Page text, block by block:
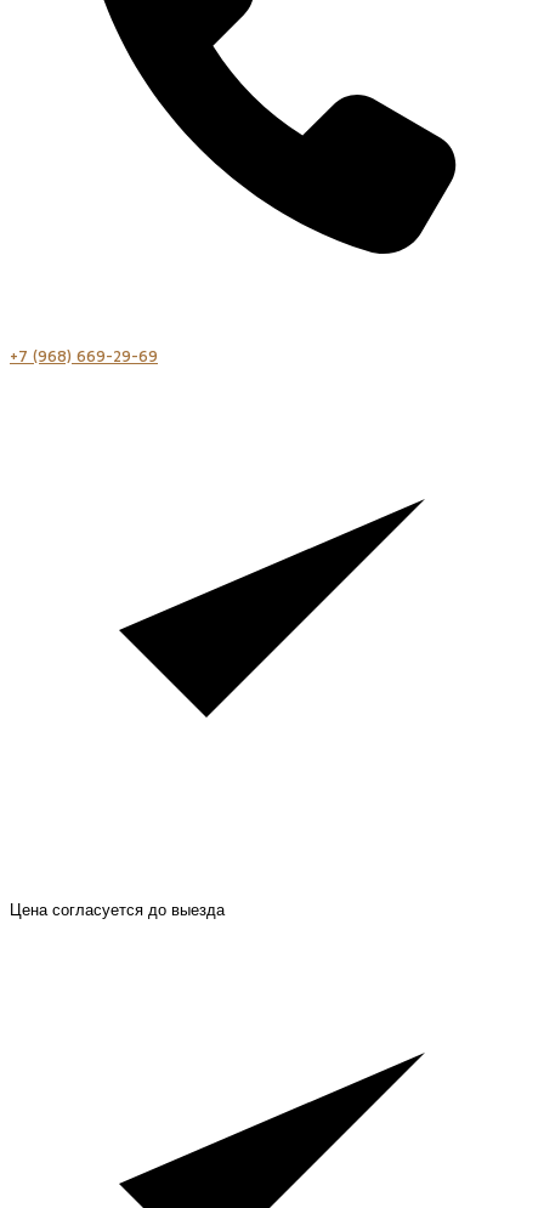
+7 (968) 669-29-69
Цена согласуется до выезда